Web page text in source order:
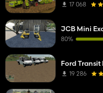
17 068
JCB Mini
80%
Ford Transit
19 286